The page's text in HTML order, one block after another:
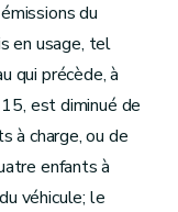
du
en usage, tel
qui précède, à
est diminué de
à charge, ou de
enfants à
véhicule; le